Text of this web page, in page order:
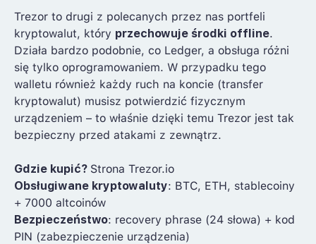
Trezor to drugi z polecanych przez nas portfeli
kryptowalut, który przechowuje środki offline.
Działa bardzo podobnie, co Ledger, a obsługa różni
się tylko oprogramowaniem. W przypadku tego
walletu również każdy ruch na koncie (transfer
kryptowalut) musisz potwierdzić fizycznym
urządzeniem – to właśnie dzięki temu Trezor jest tak
bezpieczny przed atakami z zewnątrz.
Gdzie kupić? Strona Trezor.io
Obsługiwane kryptowaluty: BTC, ETH, stablecoiny
+ 7000 altcoinów
Bezpieczeństwo: recovery phrase (24 słowa) + kod
PIN (zabezpieczenie urządzenia)